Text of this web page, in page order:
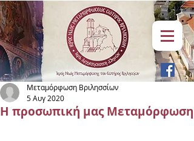
Η προσωπική μας Μεταμόρφωση
Μεταμόρφωση Βριλησσίων
5 Αυγ 2020